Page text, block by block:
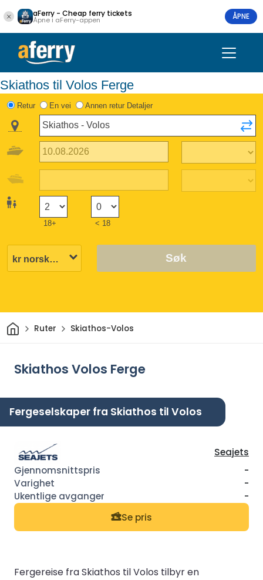
aFerry - Cheap ferry tickets
Åpne i aFerry-appen ÅPNE
Skiathos til Volos Ferge
Retur En vei Annen retur Detaljer
18+ < 18
Søk
HjemRuter Skiathos-Volos
Skiathos Volos Ferge
Fergeselskaper fra Skiathos til Volos
Seajets
-
-
-
Se pris
Fergereise fra Skiathos til Volos tilbyr en